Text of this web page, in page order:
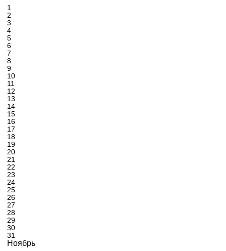
1
2
3
4
5
6
7
8
9
10
11
12
13
14
15
16
17
18
19
20
21
22
23
24
25
26
27
28
29
30
31
Ноябрь